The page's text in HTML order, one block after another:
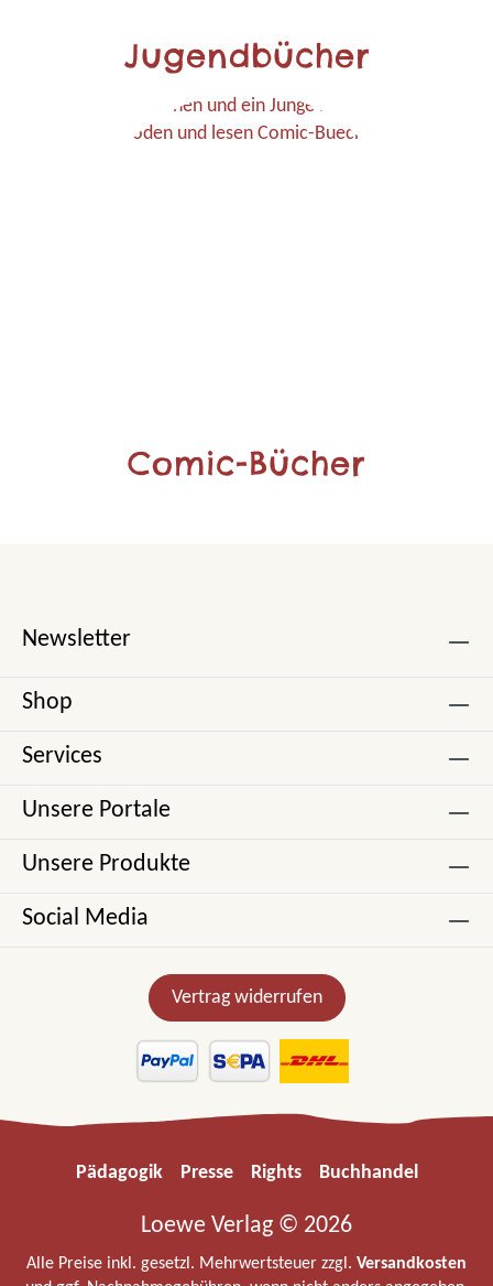
Jugendbücher
Comic-Bücher
Newsletter
Shop
Services
Unsere Portale
Unsere Produkte
Social Media
Vertrag widerrufen
Pädagogik Presse Rights Buchhandel
Loewe Verlag © 2026
Alle Preise inkl. gesetzl. Mehrwertsteuer zzgl. Versandkosten